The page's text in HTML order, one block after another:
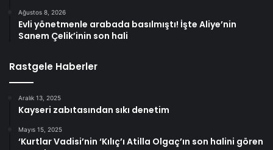
Ağustos 8, 2026
Evli yönetmenle arabada basılmıştı! İşte Aliye’nin
Sanem Çelik’inin son hali
Rastgele Haberler
Aralık 13, 2025
Kayseri zabıtasından sıkı denetim
Mayıs 15, 2025
‘Kurtlar Vadisi’nin ‘Kılıç’ı Atilla Olgaç’ın son halini gören